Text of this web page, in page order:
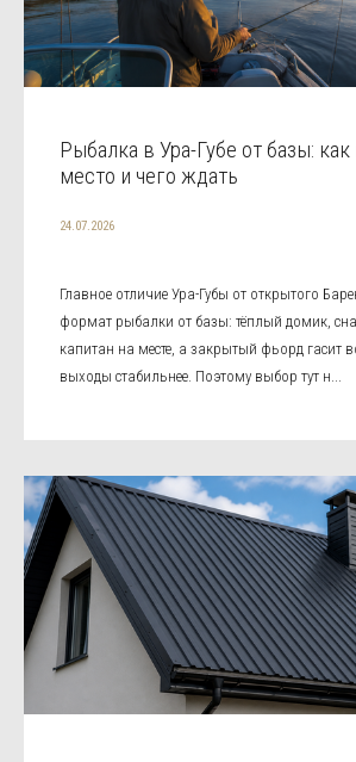
Рыбалка в Ура-Губе от базы:
место и чего ждать
24.07.2026
Главное отличие Ура-Губы от открытого
формат рыбалки от базы: тёплый домик,
капитан на месте, а закрытый фьорд гасит
выходы стабильнее. Поэтому выбор тут н...